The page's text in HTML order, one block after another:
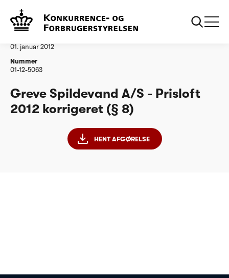
Vandtilsyn
01. januar 2012
Nummer
01-12-5063
Greve Spildevand A/S - Prisloft
2012 korrigeret (§ 8)
HENT AFGØRELSE